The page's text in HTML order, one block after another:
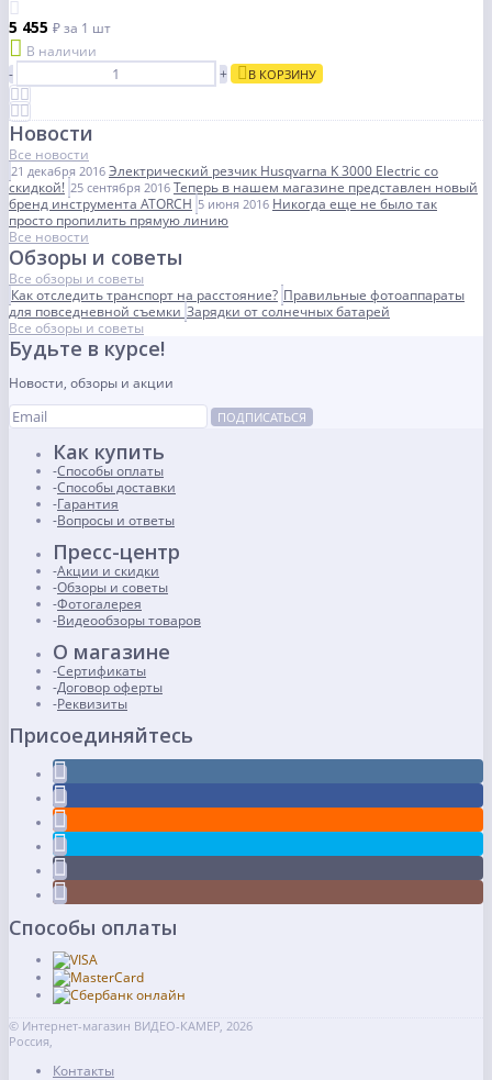
5 455 ₽за 1 шт
В наличии
-
+ В КОРЗИНУ
Новости
Все новости
21 декабря 2016 Электрический резчик Husqvarna K 3000 Electric со
скидкой! 25 сентября 2016 Теперь в нашем магазине представлен новый
бренд инструмента ATORCH 5 июня 2016 Никогда еще не было так
просто пропилить прямую линию
Все новости
Обзоры и советы
Все обзоры и советы
Как отследить транспорт на расстояние? Правильные фотоаппараты
для повседневной съемки Зарядки от солнечных батарей
Все обзоры и советы
Будьте в курсе!
Новости, обзоры и акции
ПОДПИСАТЬСЯ
Как купить
Способы оплаты
Способы доставки
Гарантия
Вопросы и ответы
Пресс-центр
Акции и скидки
Обзоры и советы
Фотогалерея
Видеообзоры товаров
О магазине
Сертификаты
Договор оферты
Реквизиты
Присоединяйтесь
Способы оплаты
© Интернет-магазин ВИДЕО-КАМЕР, 2026
Россия,
Контакты